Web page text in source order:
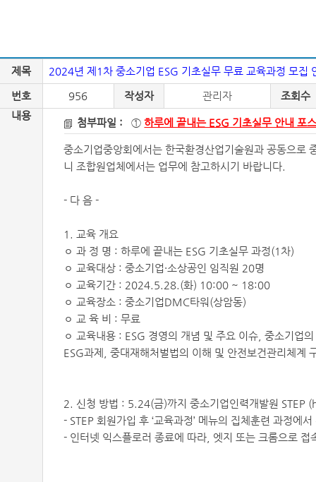
제목 2024년 제1차 중소기업 ESG 기초실무 무료 교육과정 모집
번호 956 작성자 관리자
조회수
내용
첨부파일 : ①하루에 끝내는 ESG 기초실무 안내 포
중소기업중앙회에서는 한국환경산업기술원과 공동으로
니 조합원업체에서는 업무에 참고하시기 바랍니다.
- 다 음 -
1. 교육 개요
ㅇ 과 정 명 : 하루에 끝내는 ESG 기초실무 과정(1차)
ㅇ 교육대상 : 중소기업·소상공인 임직원 20명
ㅇ 교육기간 : 2024.5.28.(화) 10:00 ~ 18:00
ㅇ 교육장소 : 중소기업DMC타워(상암동)
ㅇ 교 육 비 : 무료
ㅇ 교육내용 : ESG 경영의 개념 및 주요 이슈, 중소기업의
ESG과제, 중대재해처벌법의 이해 및 안전보건관리체계
2. 신청 방법 : 5.24(금)까지 중소기업인력개발원
- STEP 회원가입 후 ‘교육과정’ 메뉴의 집체훈련 과정에서
- 인터넷 익스플로러 종료에 따라, 엣지 또는 크롬으로 접